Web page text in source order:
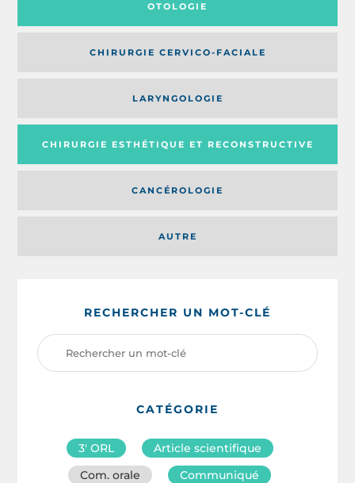
OTOLOGIE
CHIRURGIE CERVICO-FACIALE
AUTRE
LARYNGOLOGIE
CHIRURGIE ESTHÉTIQUE ET RECONSTRUCTIVE
CANCÉROLOGIE
RECHERCHER UN MOT-CLÉ
CATÉGORIE
3′ ORL
Article scientifique
Com. orale
Communiqué